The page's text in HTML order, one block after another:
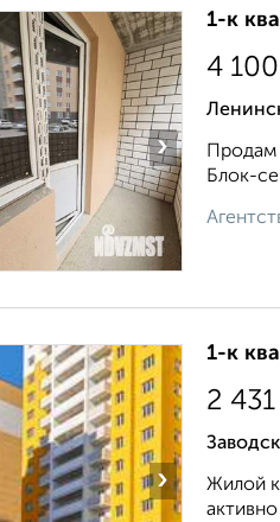
›
1-к
4
Продам
Блoк-
›
1-к
2
Жилой